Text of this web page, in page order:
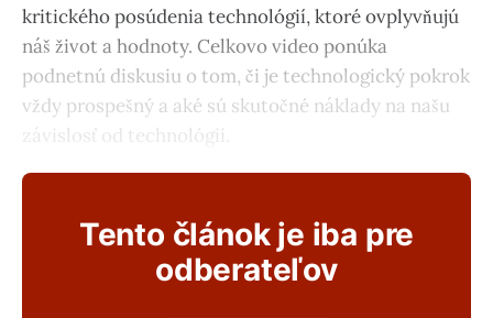
kritického posúdenia technológií, ktoré ovplyvňujú
náš život a hodnoty. Celkovo video ponúka
podnetnú diskusiu o tom, či je technologický pokrok
vždy prospešný a aké sú skutočné náklady na našu
závislosť od technológií.
Tento článok je iba pre
odberateľov